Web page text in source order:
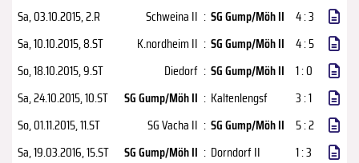
Sa, 03.10.2015, 2.R Schweina II : SG Gump/Möh II 4 : 3
Sa, 10.10.2015, 8.ST K.nordheim II : SG Gump/Möh II 4 : 5
So, 18.10.2015, 9.ST Diedorf : SG Gump/Möh II 1 : 0
Sa, 24.10.2015, 10.ST SG Gump/Möh II : Kaltenlengsf
3 : 1
So, 01.11.2015, 11.ST SG Vacha II : SG Gump/Möh II 5 : 2
Sa, 19.03.2016, 15.ST SG Gump/Möh II : Dorndorf II
1 : 3